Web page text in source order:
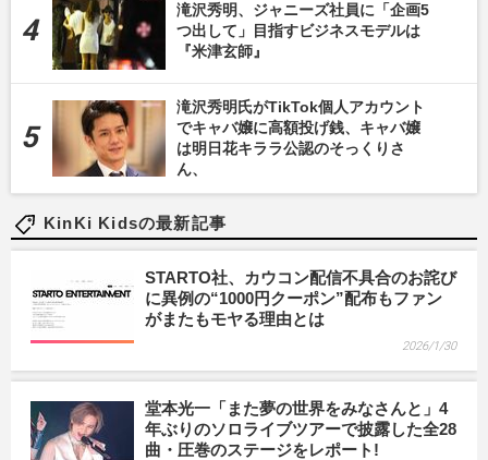
滝沢秀明、ジャニーズ社員に「企画5
つ出して」目指すビジネスモデルは
『米津玄師』
滝沢秀明氏がTikTok個人アカウント
でキャバ嬢に高額投げ銭、キャバ嬢
は明日花キララ公認のそっくりさ
ん、
KinKi Kidsの最新記事
STARTO社、カウコン配信不具合のお詫び
に異例の“1000円クーポン”配布もファン
がまたもモヤる理由とは
2026/1/30
堂本光一「また夢の世界をみなさんと」4
年ぶりのソロライブツアーで披露した全28
曲・圧巻のステージをレポート!